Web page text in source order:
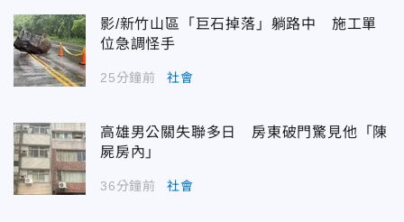
影/新竹山區「巨石掉落」躺路中 施工單
位急調怪手
25分鐘前 社會
高雄男公關失聯多日 房東破門驚見他「陳
屍房內」
36分鐘前 社會